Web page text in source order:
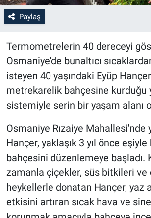
Paylaş
Termometrelerin 40 dereceyi
Osmaniye'de bunaltıcı
isteyen 40 yaşındaki Eyüp
metrekarelik bahçesine kurduğu
sistemiyle serin bir yaşam alanı
Osmaniye Rızaiye Mahallesi'nde
Hançer, yaklaşık 3 yıl önce
bahçesini düzenlemeye başladı.
zamanla çiçekler, süs bitkileri ve
heykellerle donatan Hançer, yaz
etkisini artıran sıcak hava ve